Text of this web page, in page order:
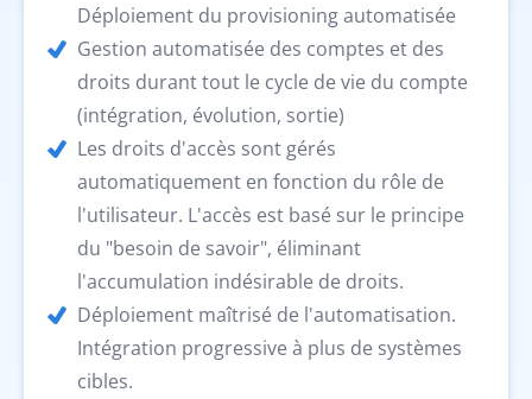
Déploiement du provisioning automatisée
Gestion automatisée des comptes et des
droits durant tout le cycle de vie du compte
(intégration, évolution, sortie)
Les droits d'accès sont gérés
automatiquement en fonction du rôle de
l'utilisateur. L'accès est basé sur le principe
du "besoin de savoir", éliminant
l'accumulation indésirable de droits.
Déploiement maîtrisé de l'automatisation.
Intégration progressive à plus de systèmes
cibles.